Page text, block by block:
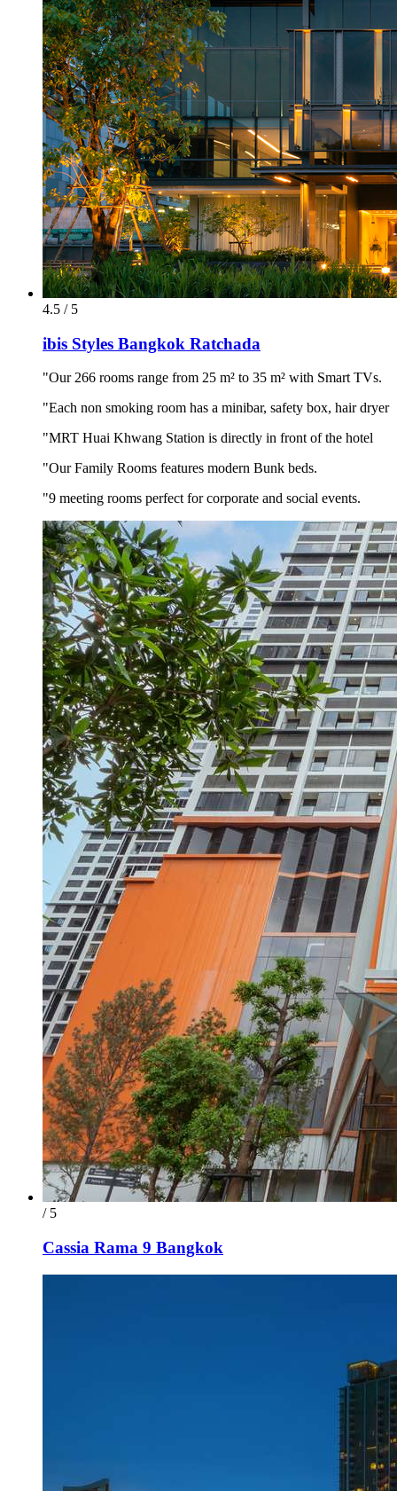
4.5 / 5
ibis Styles Bangkok Ratchada
"Our 266 rooms range from 25 m² to 35 m² with Smart TVs.
"Each non smoking room has a minibar, safety box, hair dryer
"MRT Huai Khwang Station is directly in front of the hotel
"Our Family Rooms features modern Bunk beds.
"9 meeting rooms perfect for corporate and social events.
/ 5
Cassia Rama 9 Bangkok